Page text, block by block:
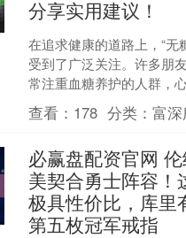
分享实用建议！
在追求健康的道路上，“无
受到了广泛关注。许多朋
常注重血糖养护的人群，
疑问：完全避免糖分，是
糖的理想方式？今天，....
查看： 178 分类：富
必赢盘配资官网
美契合勇士阵容！
极具性价比，库里
第五枚冠军戒指